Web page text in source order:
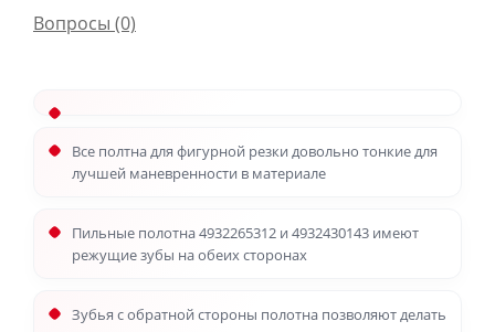
Вопросы (0)
Все полтна для фигурной резки довольно тонкие для
лучшей маневренности в материале
Пильные полотна 4932265312 и 4932430143 имеют
режущие зубы на обеих сторонах
Зубья с обратной стороны полотна позволяют делать